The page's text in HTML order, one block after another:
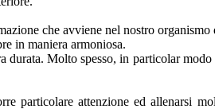
che avviene nel nostro
in maniera armoniosa.
Molto spesso, in particolar
particolare attenzione ed allenarsi